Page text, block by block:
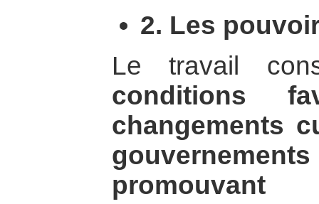
2. Les
Le travail
conditions
changements